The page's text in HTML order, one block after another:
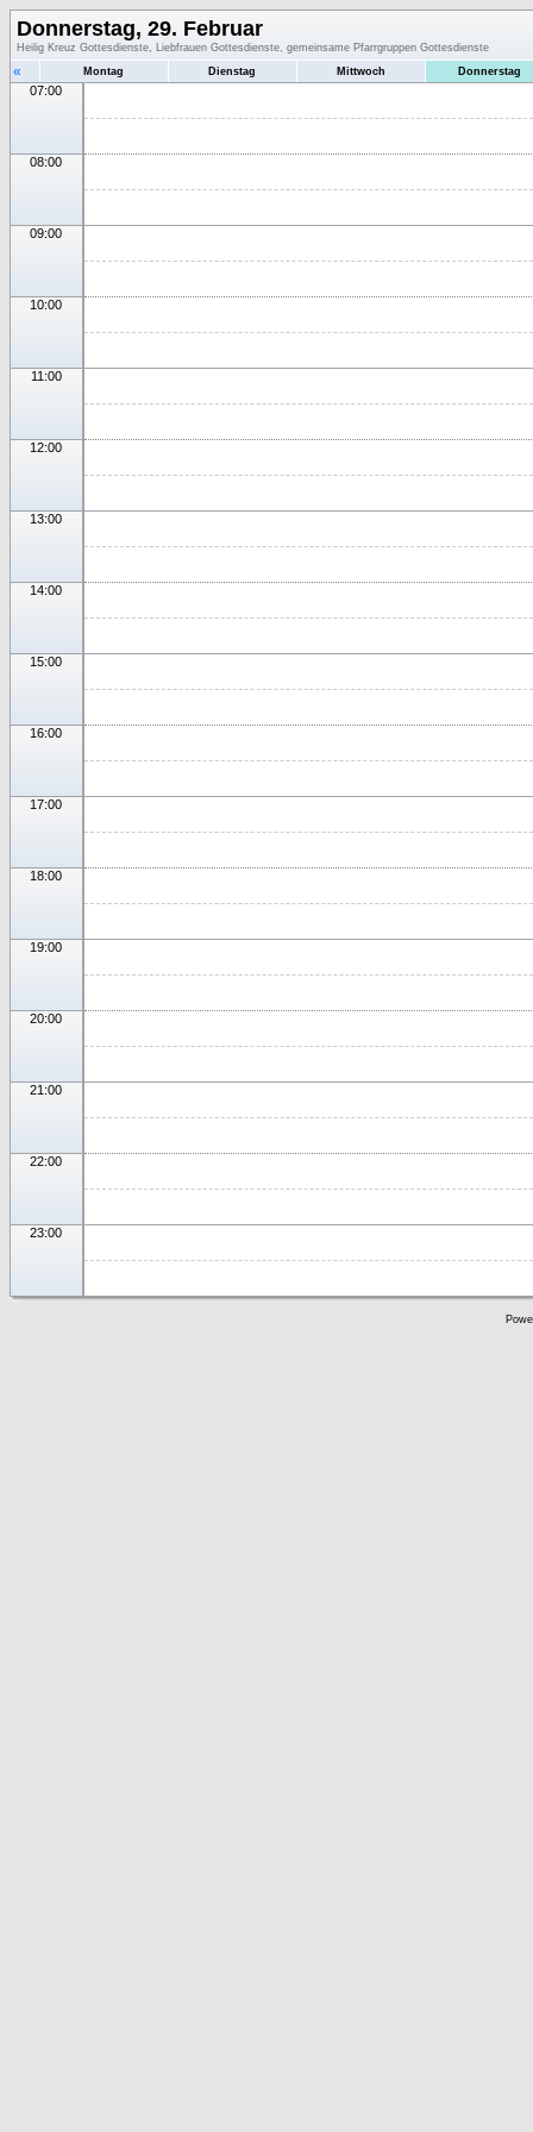
Donnerstag, 29. Februar
Heilig Kreuz Gottesdienste, Liebfrauen Gottesdienste, gemeinsame Pfarrgruppen Gottesdienste
« Montag Dienstag Mittwoch Donnerstag
07:00
08:00
09:00
10:00
11:00
12:00
13:00
14:00
15:00
16:00
17:00
18:00
19:00
20:00
21:00
22:00
23:00